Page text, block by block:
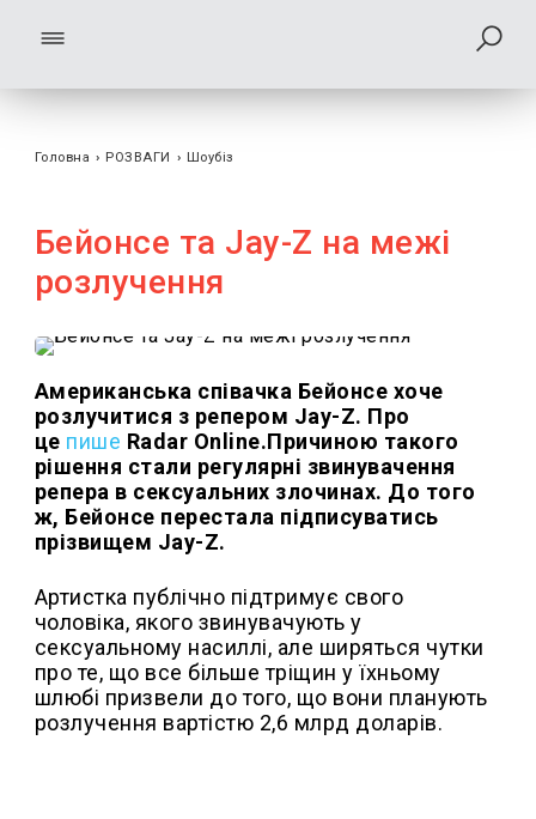
Головна › РОЗВАГИ › Шоубiз
Бейонсе та Jay-Z на межі
розлучення
Американська співачка Бейонсе хоче
розлучитися з репером Jay-Z. Про
це пише Radar Online.Причиною такого
рішення стали регулярні звинувачення
репера в сексуальних злочинах. До того
ж, Бейонсе перестала підписуватись
прізвищем Jay-Z.
Артистка публічно підтримує свого
чоловіка, якого звинувачують у
сексуальному насиллі, але ширяться чутки
про те, що все більше тріщин у їхньому
шлюбі призвели до того, що вони планують
розлучення вартістю 2,6 млрд доларів.